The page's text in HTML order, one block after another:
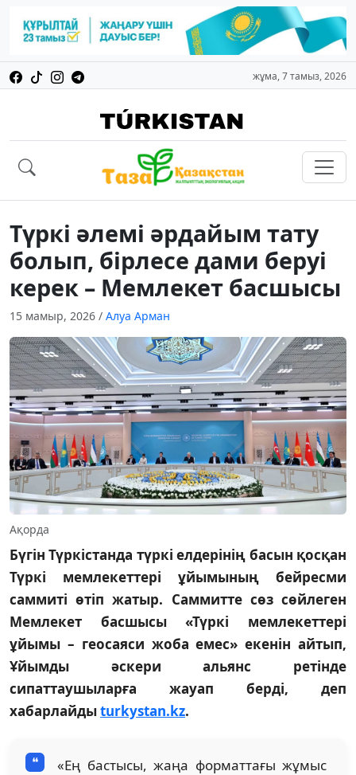
жұма, 7 тамыз, 2026
Түркі әлемі әрдайым тату
болып, бірлесе дами беруі
керек – Мемлекет басшысы
15 мамыр, 2026 / Алуа Арман
Ақорда
Бүгін Түркістанда түркі елдерінің басын қосқан
Түркі мемлекеттері ұйымының бейресми
саммиті өтіп жатыр. Саммитте сөз сөйлеген
Мемлекет басшысы «Түркі мемлекеттері
ұйымы – геосаяси жоба емес» екенін айтып,
Ұйымды әскери альянс ретінде
сипаттаушыларға жауап берді, деп
хабарлайдыturkystan.kz.
«Ең бастысы, жаңа форматтағы жұмыс